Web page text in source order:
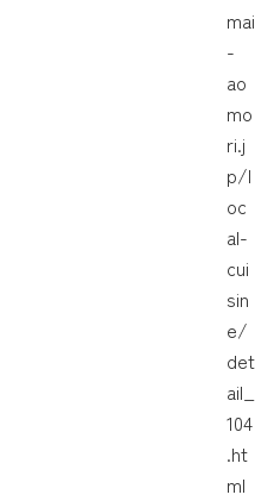
mai
-
ao
mo
ri.j
p/l
oc
al-
cui
sin
e/
det
ail_
104
.ht
ml